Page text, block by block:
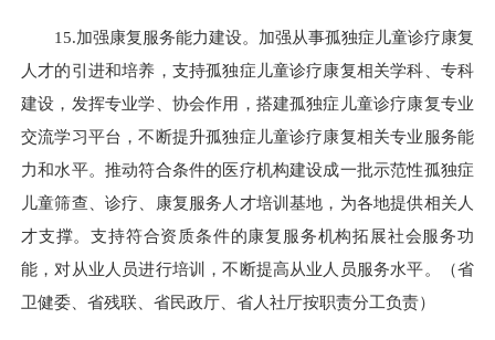
15.加强康复服务能力建设。加强从事孤独症儿童诊疗康复
人才的引进和培养，支持孤独症儿童诊疗康复相关学科、专科
建设，发挥专业学、协会作用，搭建孤独症儿童诊疗康复专业
交流学习平台，不断提升孤独症儿童诊疗康复相关专业服务能
力和水平。推动符合条件的医疗机构建设成一批示范性孤独症
儿童筛查、诊疗、康复服务人才培训基地，为各地提供相关人
才支撑。支持符合资质条件的康复服务机构拓展社会服务功
能，对从业人员进行培训，不断提高从业人员服务水平。（省
卫健委、省残联、省民政厅、省人社厅按职责分工负责）